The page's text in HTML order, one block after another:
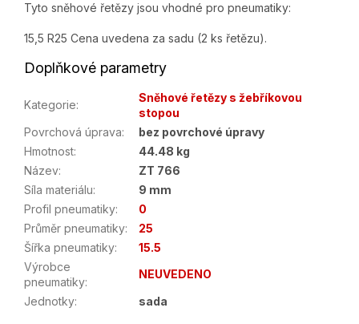
Tyto sněhové řetězy jsou vhodné pro pneumatiky:
15,5 R25 Cena uvedena za sadu (2 ks řetězu).
Doplňkové parametry
Kategorie:
Sněhové řetězy s žebříkovou
stopou
Povrchová úprava:
bez povrchové úpravy
Hmotnost:
44.48 kg
Název:
ZT 766
Síla materiálu:
9 mm
Profil pneumatiky:
0
Průměr pneumatiky:
25
Šířka pneumatiky:
15.5
Výrobce
pneumatiky:
NEUVEDENO
Jednotky: sada